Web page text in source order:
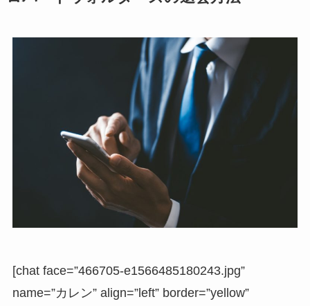
[chat face=”466705-e1566485180243.jpg”
name=”カレン” align=”left” border=”yellow”